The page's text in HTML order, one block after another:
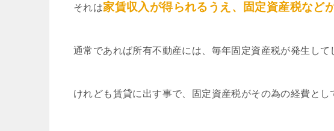
それは家賃収入が得られるうえ、固定資産税など
通常であれば所有不動産には、毎年固定資産税が発生して
けれども賃貸に出す事で、固定資産税がその為の経費とし